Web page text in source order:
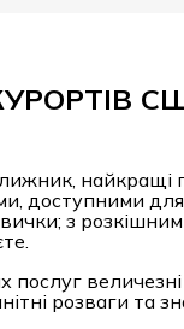
США,
найкращі
доступними
з
розваги та